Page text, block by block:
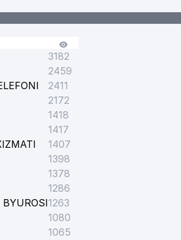
3182
2459
2411
2172
1418
1417
1407
1398
1378
1286
1263
1080
1065